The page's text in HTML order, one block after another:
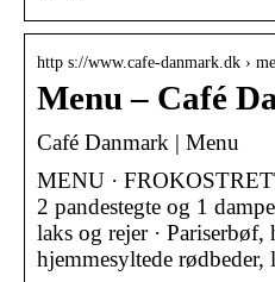
http s://www.cafe-danmark.dk ›
Menu – Café
Café Danmark | Menu
MENU ·
2 pandestegte og 1
laks og rejer · Pariserbøf,
hjemmesyltede